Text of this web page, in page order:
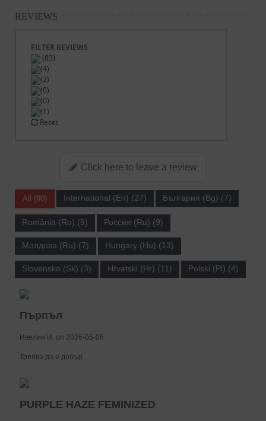
REVIEWS
FILTER REVIEWS
(83)
(4)
(2)
(0)
(0)
(1)
Reset
Click here to leave a review
All (90) International (En) (27) България (Bg) (7)
România (Ro) (9) Россия (Ru) (9)
Молдова (Ru) (7) Hungary (Hu) (13)
Slovensko (Sk) (3) Hrvatski (Hr) (11) Polski (Pl) (4)
Пърпъл
Ивелин И. on 2026-05-06
Трябва да е добър
PURPLE HAZE FEMINIZED